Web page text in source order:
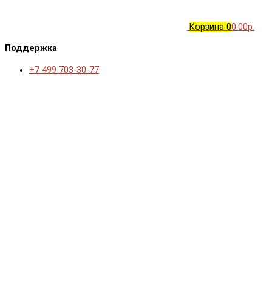
Корзина 00.00р.
Поддержка
+7 499 703-30-77